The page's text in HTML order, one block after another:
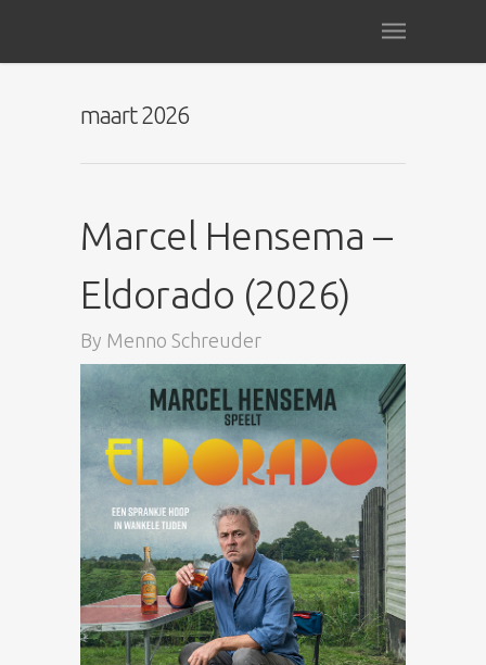
maart 2026
Marcel Hensema –
Eldorado (2026)
By Menno Schreuder